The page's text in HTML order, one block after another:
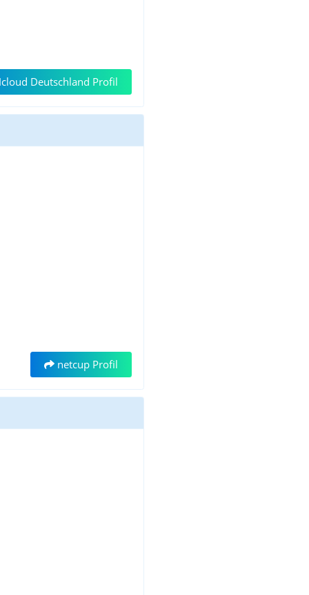
Deutschland Profil
netcup Profil